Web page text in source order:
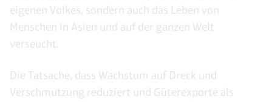
eigenen Volkes, sondern auch das Leben von
Menschen in Asien und auf der ganzen Welt
verseucht.
Die Tatsache, dass Wachstum auf Dreck und
Verschmutzung reduziert und Güterexporte als